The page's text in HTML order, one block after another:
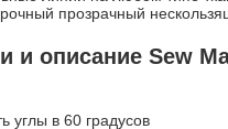
прозрачный
и описание Sew
углы в 60 градусов